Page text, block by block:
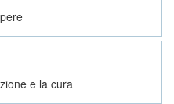
e la cura